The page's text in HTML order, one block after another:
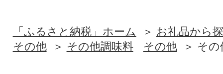
「ふるさと納税」ホーム
お礼品から
その他
その他調味料 その他 その